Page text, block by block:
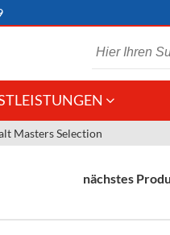
&
Masters Selection
nächstes